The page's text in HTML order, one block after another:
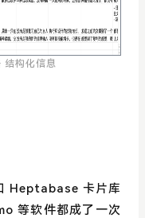
结构化信息
Heptabase 卡片库
等软件都成了一次